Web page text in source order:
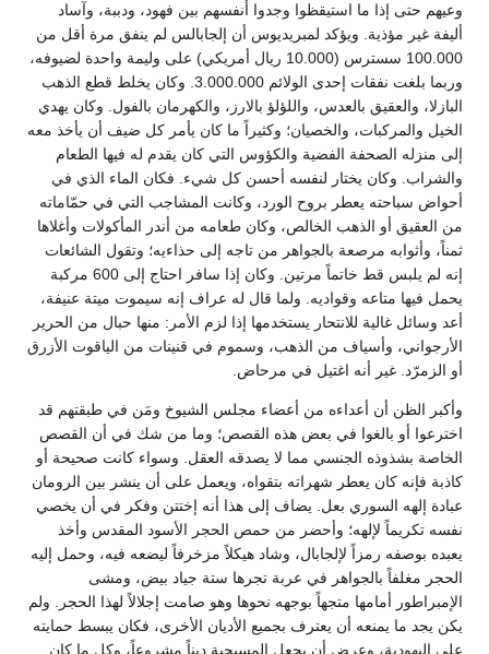
وعيهم حتى إذا ما استيقظوا وجدوا أنفسهم بين فهود، ودببة، وآساد
أليفة غير مؤذية. ويؤكد لمبريديوس أن إلجابالس لم ينفق مرة أقل من
100.000 سسترس (10.000 ريال أمريكي) على وليمة واحدة لضيوفه،
وربما بلغت نفقات إحدى الولائم 3.000.000. وكان يخلط قطع الذهب
البازلا، والعقيق بالعدس، واللؤلؤ بالارز، والكهرمان بالفول. وكان يهدي
الخيل والمركبات، والخصيان؛ وكثيراً ما كان يأمر كل ضيف أن يأخذ معه
إلى منزله الصحفة الفضية والكؤوس التي كان يقدم له فيها الطعام
والشراب. وكان يختار لنفسه أحسن كل شيء. فكان الماء الذي في
أحواض سباحته يعطر بروح الورد، وكانت المشاجب التي في حمّاماته
من العقيق أو الذهب الخالص، وكان طعامه من أندر المأكولات وأغلاها
ثمناً، وأثوابه مرصعة بالجواهر من تاجه إلى حذاءيه؛ وتقول الشائعات
إنه لم يلبس قط خاتماً مرتين. وكان إذا سافر احتاج إلى 600 مركبة
يحمل فيها متاعه وقواديه. ولما قال له عراف إنه سيموت ميتة عنيفة،
أعد وسائل غالية للانتحار يستخدمها إذا لزم الأمر: منها حبال من الحرير
الأرجواني، وأسياف من الذهب، وسموم في قنينات من الياقوت الأزرق
أو الزمرّد. غير أنه اغتيل في مرحاض.
وأكبر الظن أن أعداءه من أعضاء مجلس الشيوخ ومَن في طبقتهم قد
اخترعوا أو بالغوا في بعض هذه القصص؛ وما من شك في أن القصص
الخاصة بشذوذه الجنسي مما لا يصدقه العقل. وسواء كانت صحيحة أو
كاذبة فإنه كان يعطر شهراته بتقواه، ويعمل على أن ينشر بين الرومان
عبادة إلهه السوري بعل. يضاف إلى هذا أنه إختتن وفكر في أن يخصي
نفسه تكريماً لإلهه؛ وأحضر من حمص الحجر الأسود المقدس وأخذ
يعبده بوصفه رمزاً لإلجابال، وشاد هيكلاً مزخرفاً ليضعه فيه، وحمل إليه
الحجر مغلفاً بالجواهر في عربة تجرها ستة جياد بيض، ومشى
الإمبراطور أمامها متجهاً بوجهه نحوها وهو صامت إجلالاً لهذا الحجر. ولم
يكن يجد ما يمنعه أن يعترف بجميع الأديان الأخرى، فكان يبسط حمايته
على اليهودية، وعرض أن يجعل المسيحية ديناً مشروعاً، وكل ما كان